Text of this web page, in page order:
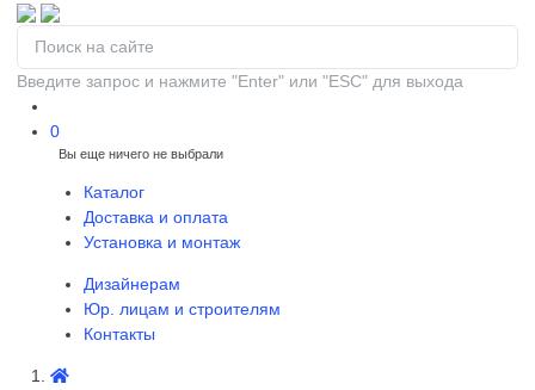
Введите запрос и нажмите "Enter" или "ESC" для выхода
0
Вы еще ничего не выбрали
Каталог
Доставка и оплата
Установка и монтаж
Дизайнерам
Юр. лицам и строителям
Контакты